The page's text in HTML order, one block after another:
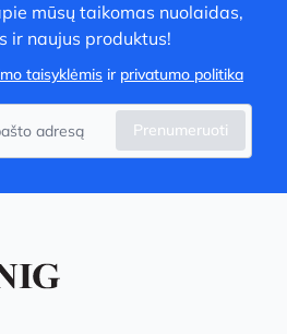
mūsų taikomas nuolaidas,
ir naujus produktus!
taisyklėmis ir privatumo politika
Prenumeruoti